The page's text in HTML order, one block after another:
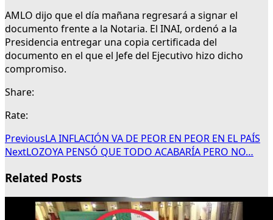
AMLO dijo que el día mañana regresará a signar el
documento frente a la Notaria. El INAI, ordenó a la
Presidencia entregar una copia certificada del
documento en el que el Jefe del Ejecutivo hizo dicho
compromiso.
Share:
Rate:
PreviousLA INFLACIÓN VA DE PEOR EN PEOR EN EL PAÍS
NextLOZOYA PENSÓ QUE TODO ACABARÍA PERO NO…
Related Posts